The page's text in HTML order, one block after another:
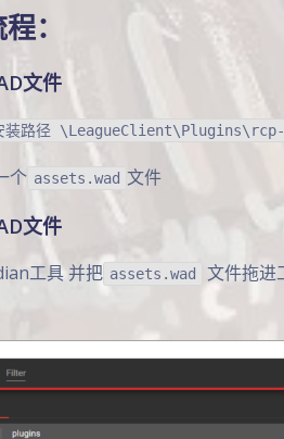
：
文件
装路径
个 assets.wad 文件
文件
工具 并把 assets.wad 文件拖进